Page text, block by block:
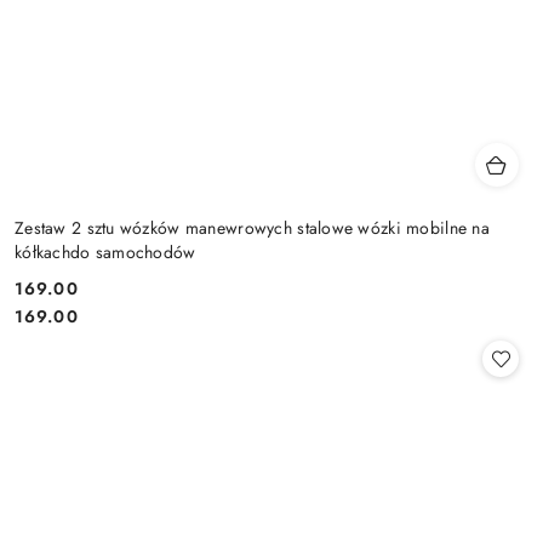
Zestaw 2 sztu wózków manewrowych stalowe wózki mobilne na
kółkachdo samochodów
Cena:
169.00
Cena:
169.00